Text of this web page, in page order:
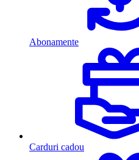
Abonamente
Carduri cadou